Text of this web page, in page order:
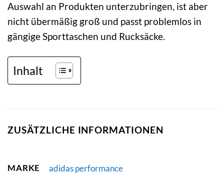
Auswahl an Produkten unterzubringen, ist aber
nicht übermäßig groß und passt problemlos in
gängige Sporttaschen und Rucksäcke.
Inhalt
ZUSÄTZLICHE INFORMATIONEN
MARKE adidas performance